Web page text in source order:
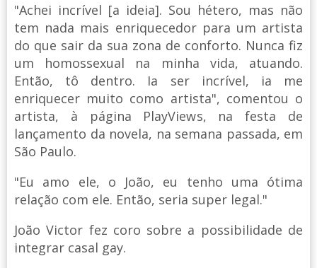
"Achei incrível [a ideia]. Sou hétero, mas não
tem nada mais enriquecedor para um artista
do que sair da sua zona de conforto. Nunca fiz
um homossexual na minha vida, atuando.
Então, tô dentro. Ia ser incrível, ia me
enriquecer muito como artista", comentou o
artista, à página PlayViews, na festa de
lançamento da novela, na semana passada, em
São Paulo.
"Eu amo ele, o João, eu tenho uma ótima
relação com ele. Então, seria super legal."
João Victor fez coro sobre a possibilidade de
integrar casal gay.